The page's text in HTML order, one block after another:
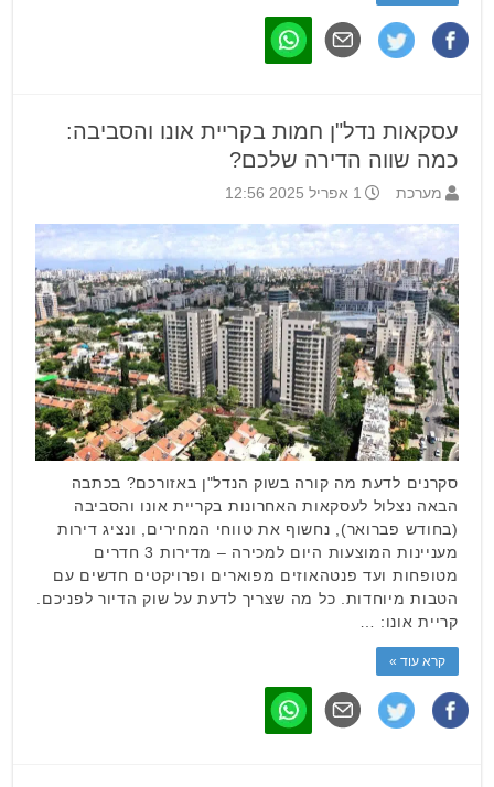
עסקאות נדל"ן חמות בקריית אונו והסביבה:
כמה שווה הדירה שלכם?
מערכת 1 אפריל 2025 12:56
סקרנים לדעת מה קורה בשוק הנדל"ן באזורכם? בכתבה
הבאה נצלול לעסקאות האחרונות בקריית אונו והסביבה
(בחודש פברואר), נחשוף את טווחי המחירים, ונציג דירות
מעניינות המוצעות היום למכירה – מדירות 3 חדרים
מטופחות ועד פנטהאוזים מפוארים ופרויקטים חדשים עם
הטבות מיוחדות. כל מה שצריך לדעת על שוק הדיור לפניכם.
קריית אונו: …
קרא עוד »